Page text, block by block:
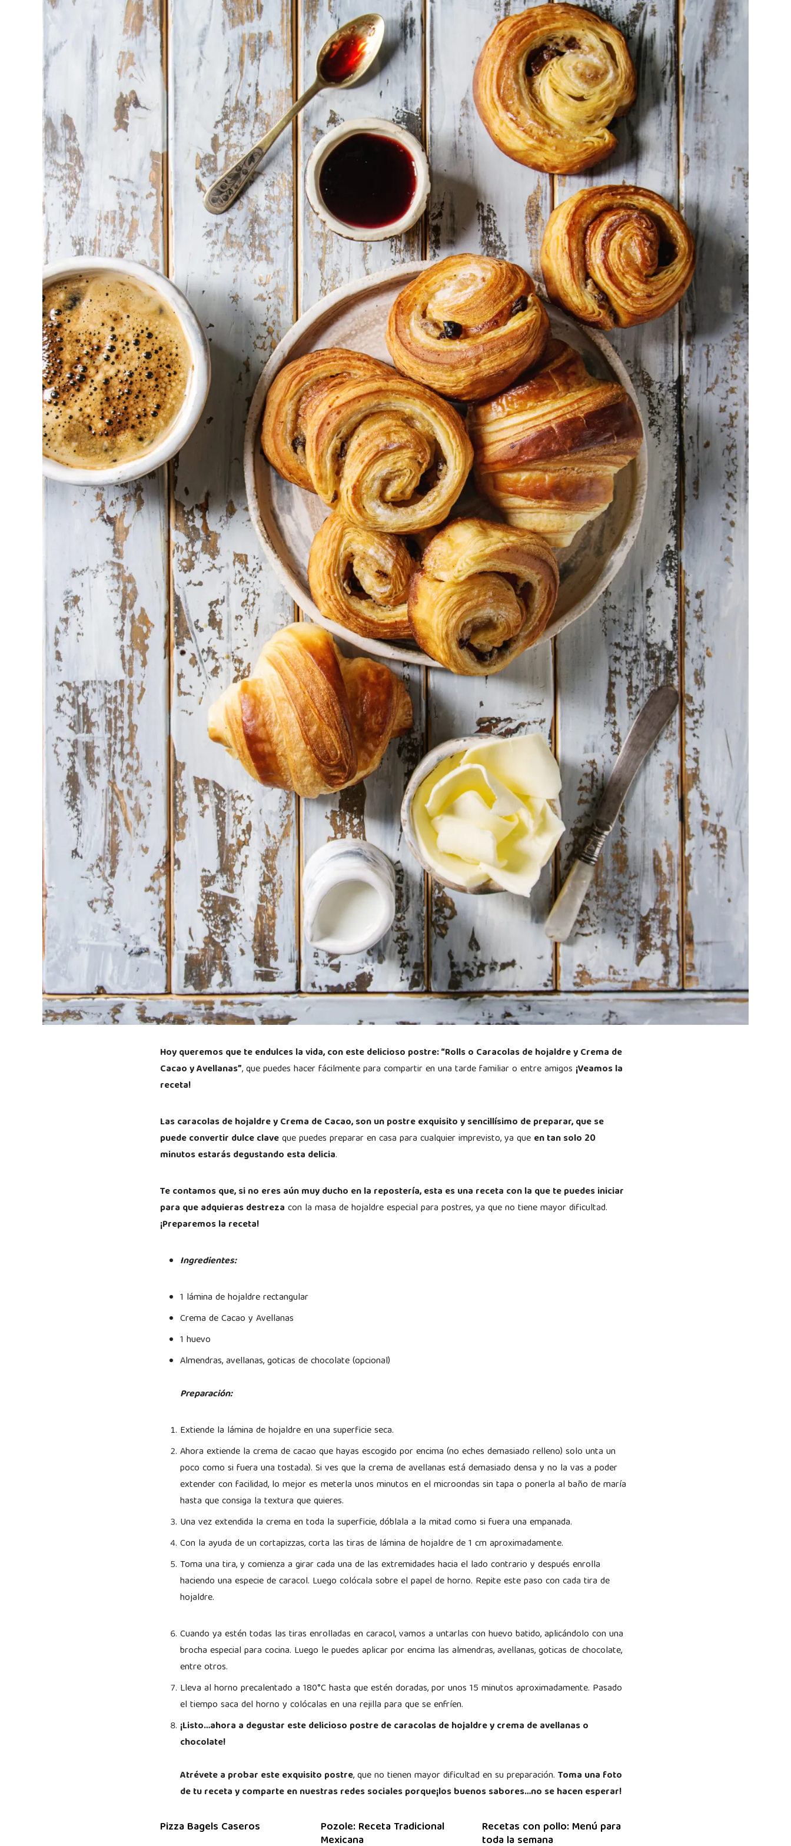
Hoy queremos que te endulces la vida, con este delicioso postre: “Rolls o Caracolas de hojaldre y Crema de
Cacao y Avellanas”, que puedes hacer fácilmente para compartir en una tarde familiar o entre amigos ¡Veamos la
receta!
Las caracolas de hojaldre y Crema de Cacao, son un postre exquisito y sencillísimo de preparar, que se
puede convertir dulce claveque puedes preparar en casa para cualquier imprevisto, ya que en tan solo 20
minutos estarás degustando esta delicia.
Te contamos que, si no eres aún muy ducho en la repostería, esta es una receta con la que te puedes iniciar
para que adquieras destreza con la masa de hojaldre especial para postres, ya que no tiene mayor dificultad.
¡Preparemos la receta!
Ingredientes:
1 lámina de hojaldre rectangular
Crema de Cacao y Avellanas
1 huevo
Almendras, avellanas, goticas de chocolate (opcional)
Preparación:
Extiende la lámina de hojaldre en una superficie seca.
Ahora extiende la crema de cacao que hayas escogido por encima (no eches demasiado relleno) solo unta un
poco como si fuera una tostada). Si ves que la crema de avellanas está demasiado densa y no la vas a poder
extender con facilidad, lo mejor es meterla unos minutos en el microondas sin tapa o ponerla al baño de maría
hasta que consiga la textura que quieres.
Una vez extendida la crema en toda la superficie, dóblala a la mitad como si fuera una empanada.
Con la ayuda de un cortapizzas, corta las tiras de lámina de hojaldre de 1 cm aproximadamente.
Toma una tira, y comienza a girar cada una de las extremidades hacia el lado contrario y después enrolla
haciendo una especie de caracol. Luego colócala sobre el papel de horno. Repite este paso con cada tira de
hojaldre.
Cuando ya estén todas las tiras enrolladas en caracol, vamos a untarlas con huevo batido, aplicándolo con una
brocha especial para cocina. Luego le puedes aplicar por encima las almendras, avellanas, goticas de chocolate,
entre otros.
Lleva al horno precalentado a 180°C hasta que estén doradas, por unos 15 minutos aproximadamente. Pasado
el tiempo saca del horno y colócalas en una rejilla para que se enfríen.
¡Listo…ahora a degustar este delicioso postre de caracolas de hojaldre y crema de avellanas o
chocolate!
Atrévete a probar este exquisito postre, que no tienen mayor dificultad en su preparación. Toma una foto
de tu receta y comparte en nuestras redes sociales porque¡los buenos sabores…no se hacen esperar!
Pizza Bagels Caseros Pozole: Receta Tradicional
Mexicana
Recetas con pollo: Menú para
toda la semana